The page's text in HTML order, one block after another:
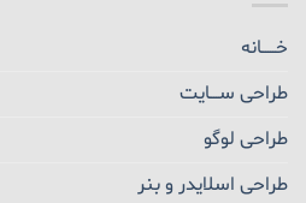
خــــــانه
طراحی ســــایت
طراحی لوگو
طراحی اسلایدر و بنر